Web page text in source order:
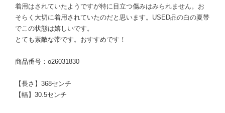
着用はされていたようですが特に目立つ傷みはみられません。お
そらく大切に着用されていたのだと思います。USED品の白の夏帯
でこの状態は嬉しいです。
とても素敵な帯です。おすすめです！
商品番号：o26031830
【長さ】368センチ
【幅】30.5センチ